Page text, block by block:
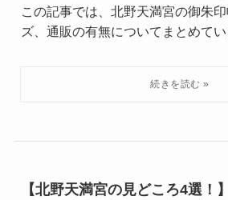
この記事では、北野天満宮の御朱
ズ、通販の有無についてまとめてい
【北野天満宮の見どころ4選！